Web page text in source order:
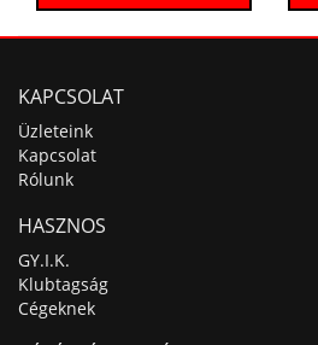
KAPCSOLAT
Üzleteink
Kapcsolat
Rólunk
HASZNOS
GY.I.K.
Klubtagság
Cégeknek